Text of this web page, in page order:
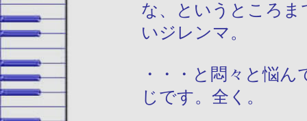
な、というところ
いジレンマ。
・・・と悶々と悩
じです。全く。